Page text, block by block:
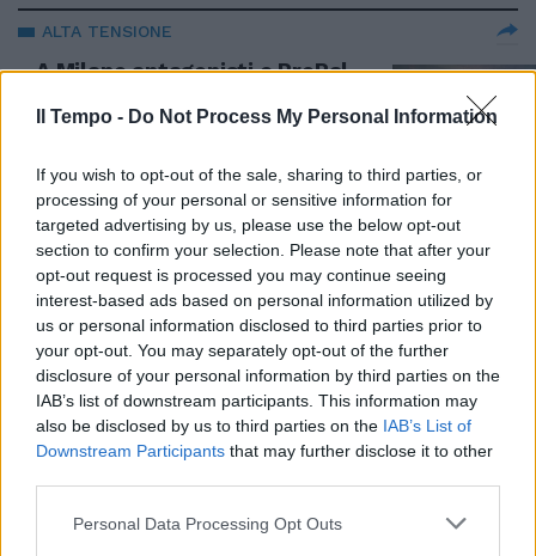
Il Tempo - Do Not Process My Personal Information
If you wish to opt-out of the sale, sharing to third parties, or
processing of your personal or sensitive information for
targeted advertising by us, please use the below opt-out
section to confirm your selection. Please note that after your
opt-out request is processed you may continue seeing
interest-based ads based on personal information utilized by
us or personal information disclosed to third parties prior to
your opt-out. You may separately opt-out of the further
disclosure of your personal information by third parties on the
IAB’s list of downstream participants. This information may
also be disclosed by us to third parties on the IAB’s List of
Downstream Participants that may further disclose it to other
Personal Data Processing Opt Outs
ALTA TENSIONE
A Milano antagonisti e ProPal
Bologna
MILANO-CORTINA
Olimpiadi, atlete e mamme:
dalla pronipote della Lollo
all'afroamericana Curtis
07/02/2026
CORTEO CONTRO I GIOCHI
Milano, i "terroristi olimpici"
fermati
07/02/2026